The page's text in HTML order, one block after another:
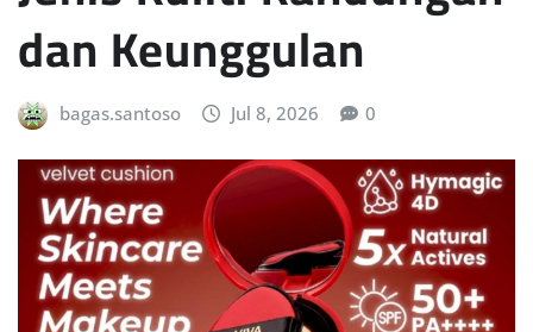
dan Keunggulan
bagas.santoso Jul 8, 2026 0